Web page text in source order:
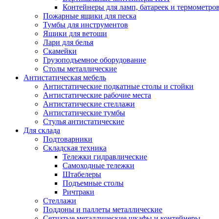
Контейнеры для ламп, батареек и
Пожарные ящики для песка
Тумбы для инструментов
Ящики для ветоши
Лари для белья
Скамейки
Грузоподъемное оборудование
Столы металлические
Антистатическая мебель
Антистатические подкатные столы и стойки
Антистатические рабочие места
Антистатические стеллажи
Антистатические тумбы
Стулья антистатические
Для склада
Подтоварники
Складская техника
Тележки гидравлические
Самоходные тележки
Штабелеры
Подъемные столы
Ричтраки
Стеллажи
Поддоны и паллеты металлические